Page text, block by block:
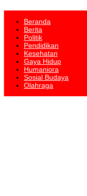
Beranda
Berita
Politik
Pendidikan
Kesehatan
Gaya Hidup
Humaniora
Sosial Budaya
Olahraga